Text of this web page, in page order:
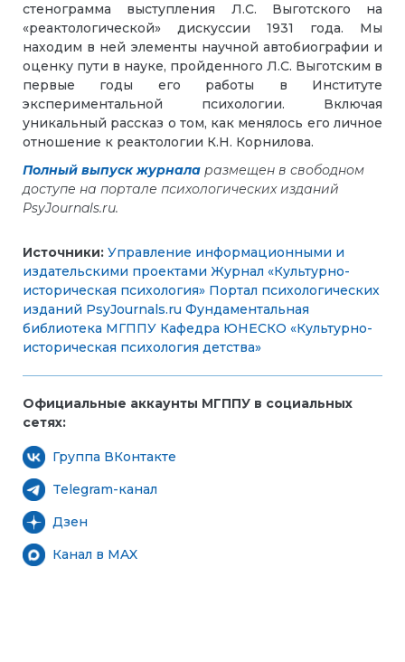
стенограмма выступления Л.С. Выготского на
«реактологической» дискуссии 1931 года. Мы
находим в ней элементы научной автобиографии и
оценку пути в науке, пройденного Л.С. Выготским в
первые годы его работы в Институте
экспериментальной психологии. Включая
уникальный рассказ о том, как менялось его личное
отношение к реактологии К.Н. Корнилова.
Полный выпуск журнала размещен в свободном
доступе на портале психологических изданий
PsyJournals.ru.
Источники: Управление информационными и
издательскими проектами Журнал «Культурно-
историческая психология» Портал психологических
изданий PsyJournals.ru Фундаментальная
библиотека МГППУ Кафедра ЮНЕСКО «Культурно-
историческая психология детства»
Официальные аккаунты МГППУ в социальных
сетях:
Группа ВКонтакте
Telegram-канал
Дзен
Канал в MAX